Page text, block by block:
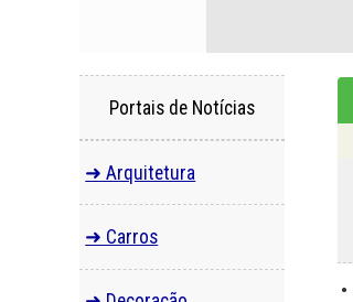
Portais de Notícias
➜ Arquitetura
➜ Carros
•